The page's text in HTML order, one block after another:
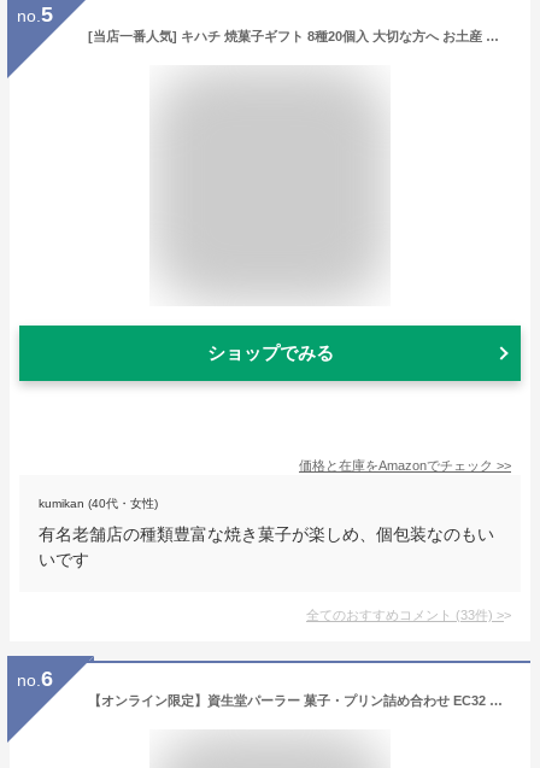
no. 5
[当店一番人気] キハチ 焼菓子ギフト 8種20個入 大切な方へ お土産 個包装 プレゼント お祝い お菓子 お返し 内祝い バームクーヘン フィナンシェ マドレーヌ パウンドケーキ クッキー 詰め合わせ 贈り物 ギフト 結婚祝い 引っ越し祝い 入学祝い 卒業祝い ホワイトデー お返し
ショップでみる
価格と在庫をAmazonでチェック >>
kumikan (40代・女性)
有名老舗店の種類豊富な焼き菓子が楽しめ、個包装なのもい
いです
全てのおすすめコメント (33件) >
no. 6
【オンライン限定】資生堂パーラー 菓子・プリン詰め合わせ EC32 手提げ袋付き 母の日 ギフト お中元 お菓子 人気 プレゼント お返し お祝い 包装 個包装